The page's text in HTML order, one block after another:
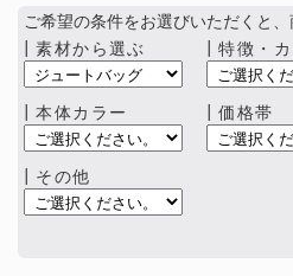
ご希望の条件をお選びいただくと
┃素材から選ぶ
┃特徴・
┃本体カラー ┃価格帯
┃その他